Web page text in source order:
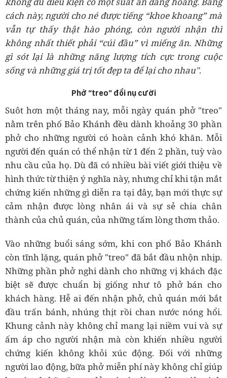
cách này, người cho né được tiếng “khoe khoang” mà
vẫn tự thấy thật hào phóng, còn người nhận thì
không nhất thiết phải “cúi đầu” vì miếng ăn. Những
gì sót lại là những năng lượng tích cực trong cuộc
sống và những giá trị tốt đẹp ta để lại cho nhau".
Phở “treo” đổi nụ cười
Suôt hơn một tháng nay, mỗi ngày quán phở "treo"
nằm trên phố Bảo Khánh đều dành khoảng 30 phần
phở cho những người có hoàn cảnh khó khăn. Mỗi
người đến quán có thể nhận từ 1 đến 2 phần, tuỳ vào
nhu cầu của họ. Dù đã có nhiều bài viết giới thiệu về
hình thức từ thiện ý nghĩa này, nhưng chỉ khi tận mắt
chứng kiến những gì diễn ra tại đây, bạn mới thực sự
cảm nhận được lòng nhân ái và sự sẻ chia chân
thành của chủ quán, của những tấm lòng thơm thảo.
Vào những buổi sáng sớm, khi con phố Bảo Khánh
còn tĩnh lặng, quán phở "treo" đã bắt đầu nhộn nhịp.
Những phần phở nghi dành cho những vị khách đặc
biệt sẽ được chuẩn bị giống như tô phở bán cho
khách hàng. Hễ ai đến nhận phở, chủ quán mới bắt
đầu trấn bánh, nhúng thịt rồi chan nước nóng hổi.
Khung cảnh này không chỉ mang lại niềm vui và sự
ấm áp cho người nhận mà còn khiến nhiều người
chứng kiến không khỏi xúc động. Đối với những
người lao động, bữa phở miễn phí này không chỉ giúp